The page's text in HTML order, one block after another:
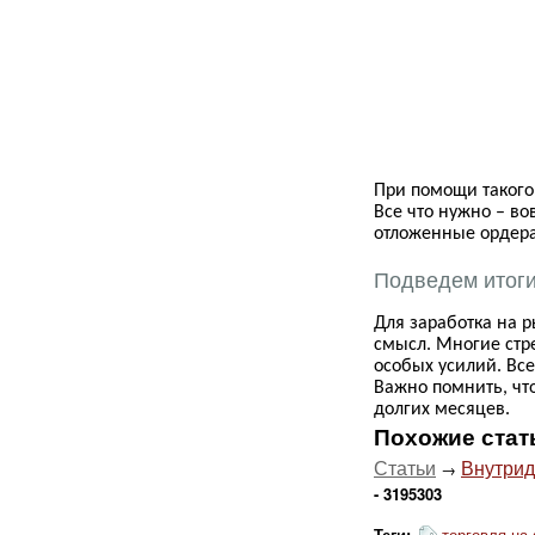
При помощи
Все что нужно –
отложенные
Подведем итоги
Для заработка на
смысл. Многие
особых усилий.
Важно помнить,
долгих месяцев.
Похожие
Статьи →
- 3195303